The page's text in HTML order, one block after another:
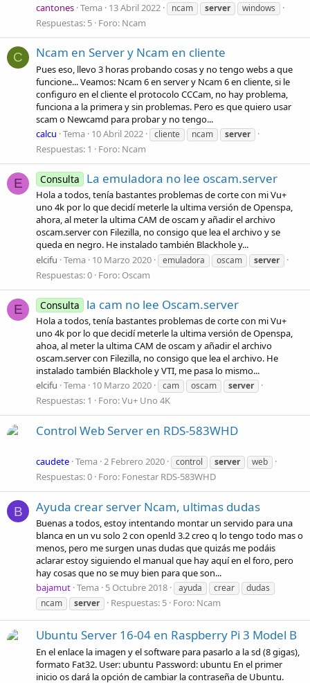
cantones Tema 13 Abril 2022 ncam server windows
Respuestas: 5 Foro: Ncam
C Ncam en Server y Ncam en cliente
Pues eso, llevo 3 horas probando cosas y no tengo webs a que
funcione... Veamos: Ncam 6 en server y Ncam 6 en cliente, si le
configuro en el cliente el protocolo CCCam, no hay problema,
funciona a la primera y sin problemas. Pero es que quiero usar
scam o Newcamd para probar y no tengo...
calcu Tema 10 Abril 2022 cliente ncam server
Respuestas: 1 Foro: Ncam
E Consulta La emuladora no lee oscam.server
Hola a todos, tenía bastantes problemas de corte con mi Vu+
uno 4k por lo que decidí meterle la ultima versión de Openspa,
ahora, al meter la ultima CAM de oscam y añadir el archivo
oscam.server con Filezilla, no consigo que lea el archivo y se
queda en negro. He instalado también Blackhole y...
elcifu Tema 10 Marzo 2020 emuladora oscam server
Respuestas: 0 Foro: Oscam
E Consulta la cam no lee Oscam.server
Hola a todos, tenía bastantes problemas de corte con mi Vu+
uno 4k por lo que decidí meterle la ultima versión de Openspa,
ahoa, al meter la ultima CAM de oscam y añadir el archivo
oscam.server con Filezilla, no consigo que lea el archivo. He
instalado también Blackhole y VTI, me pasa lo mismo...
elcifu Tema 10 Marzo 2020 cam oscam server
Respuestas: 1 Foro:Vu+ Uno 4K
Control Web Server en RDS-583WHD
caudete Tema 2 Febrero 2020 control server web
Respuestas: 0 Foro: Fonestar RDS-583WHD
B Ayuda crear server Ncam, ultimas dudas
Buenas a todos, estoy intentando montar un servido para una
blanca en un vu solo 2 con openld 3.2 creo q lo tengo todo mas o
menos, pero me surgen unas dudas que quizás me podáis
aclarar estoy siguiendo el manual que hay aquí en el foro, pero
hay cosas que no se muy bien para que son...
bajamut Tema 5 Octubre 2018 ayuda crear
dudas
ncam
server Respuestas: 5 Foro: Ncam
Ubuntu Server 16-04 en Raspberry Pi 3 Model B
En el enlace la imagen y el software para pasarlo a la sd (8 gigas),
formato Fat32. User: ubuntu Password: ubuntu En el primer
inicio os dará la opción de cambiar la contraseña de Ubuntu.